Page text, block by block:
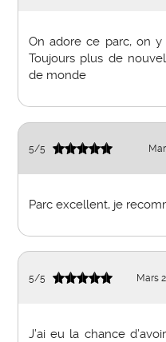
On adore ce parc, on
Toujours plus de
de monde
5/5
Parc excellent, je
5/5 Mars
J’ai eu la chance